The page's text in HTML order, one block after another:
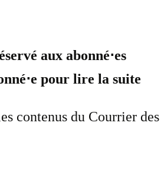
aux abonné⋅es
pour lire la suite
contenus du Courrier des